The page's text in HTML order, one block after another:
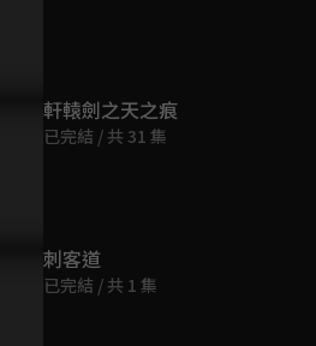
EP1精華：小仲景不哭，師父
會保護你，放下仇恨埋頭學醫
軒轅劍之天之痕
已完結 / 共 31 集
刺客道
已完結 / 共 1 集